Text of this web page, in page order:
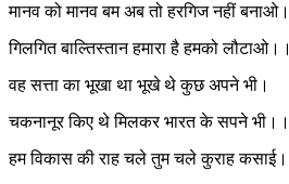
मानव को मानव बम अब तो हरगिज नहीं बनाओ।
गिलगित बाल्तिस्तान हमारा है हमको लौटाओ।।
वह सत्ता का भूखा था भूखे थे कुछ अपने भी।
चकनानूर किए थे मिलकर भारत के सपने भी।।
हम विकास की राह चले तुम चले कुराह कसाई।